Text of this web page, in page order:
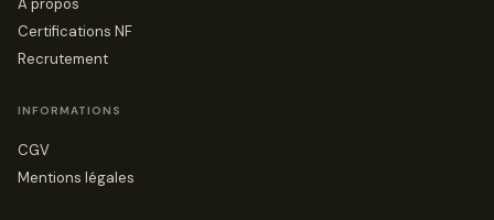
Certifications NF
Recrutement
INFORMATIONS
CGV
Mentions légales